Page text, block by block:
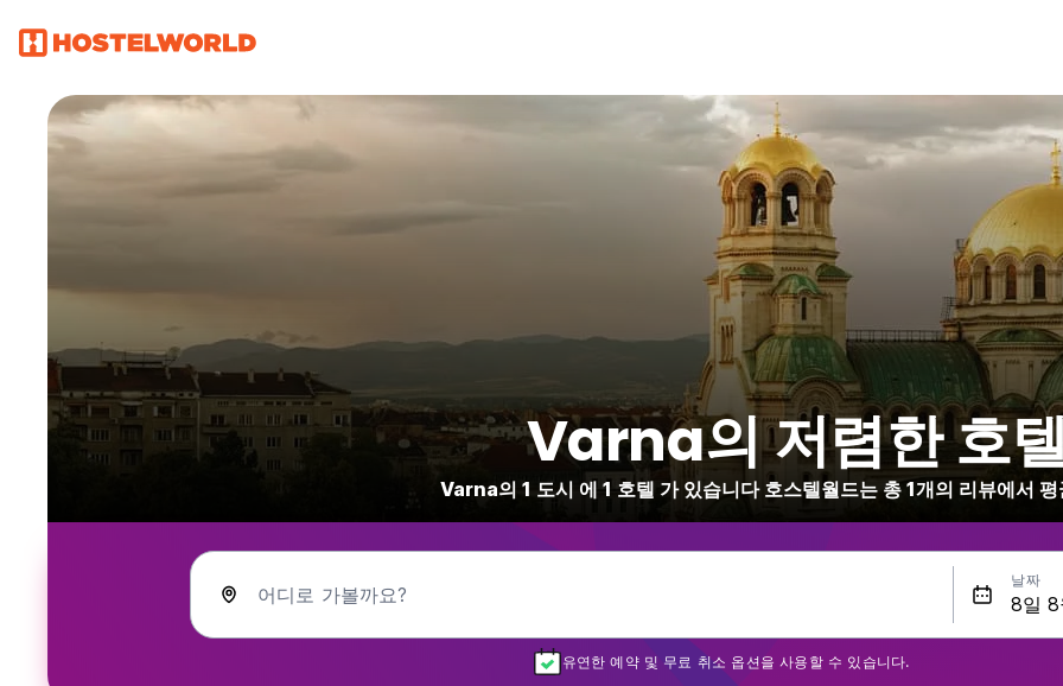
Varna의 저렴한 호
Varna의 1 도시 에 1 호텔 가 있습니다 호스텔월드는 총 1개의 리뷰에서
어디로 가볼까요?
날짜
유연한 예약 및 무료 취소 옵션을 사용할 수 있습니다.